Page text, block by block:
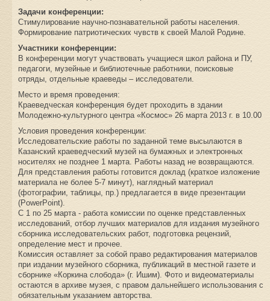
Задачи конференции:
Стимулирование научно-познавательной работы населения.
Формирование патриотических чувств к своей Малой Родине.
Участники конференции:
В конференции могут участвовать учащиеся школ района и ПУ,
педагоги, музейные и библиотечные работники, поисковые
отряды, отдельные краеведы – исследователи.
Место и время проведения:
Краеведческая конференция будет проходить в здании
Молодежно-культурного центра «Космос» 26 марта 2013 г. в 10.00
Условия проведения конференции:
Исследовательские работы по заданной теме высылаются в
Казанский краеведческий музей на бумажных и электронных
носителях не позднее 1 марта. Работы назад не возвращаются.
Для представления работы готовится доклад (краткое изложение
материала не более 5-7 минут), наглядный материал
(фотографии, таблицы, пр.) предлагается в виде презентации
(PowerPoint).
С 1 по 25 марта - работа комиссии по оценке представленных
исследований, отбор лучших материалов для издания музейного
сборника исследовательских работ, подготовка рецензий,
определение мест и прочее.
Комиссия оставляет за собой право редактирования материалов
при издании музейного сборника, публикаций в местной газете и
сборнике «Коркина слобода» (г. Ишим). Фото и видеоматериалы
остаются в архиве музея, с правом дальнейшего использования с
обязательным указанием авторства.